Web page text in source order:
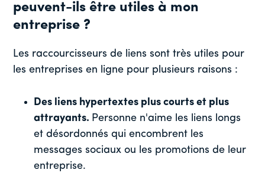
peuvent-ils être utiles à mon
entreprise ?
Les raccourcisseurs de liens sont très utiles pour
les entreprises en ligne pour plusieurs raisons :
Des liens hypertextes plus courts et plus
attrayants. Personne n'aime les liens longs
et désordonnés qui encombrent les
messages sociaux ou les promotions de leur
entreprise.